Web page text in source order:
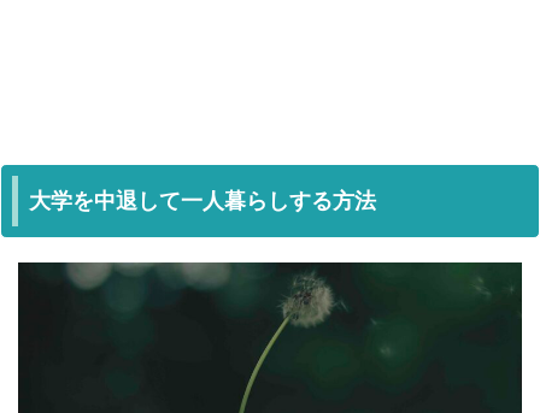
大学を中退して一人暮らしする方法